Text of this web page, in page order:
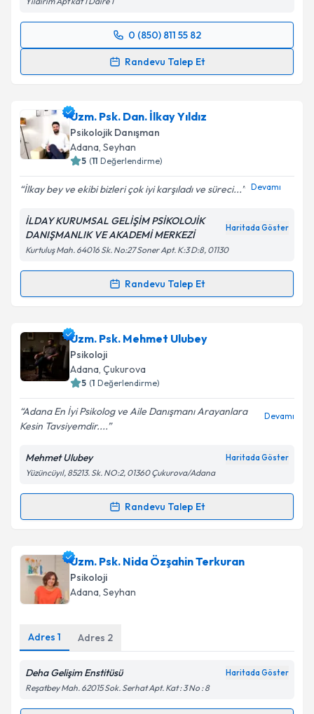
0 (850) 811 55 82
Randevu Talep Et
Randevu Takvimi Talebi
için bir takvim hazırlandığında e-posta ile
bilgilendireceğiz.
E-posta Adresiniz
Kişisel verilerimin işlenmesine ilişkin
Aydınlatma
Metni 'ni okudum ve kişisel verilerimin belirtilen
kapsamda işlenmesini kabul ediyorum.
Takvim Talebini Gönder
Uzm. Psk. Dan. İlkay Yıldız
Psikolojik Danışman
Adana, Seyhan
5 (11 Değerlendirme)
İlkay bey ve ekibi bizleri çok iyi karşıladı ve süreci... Devamı
İLDAY KURUMSAL GELİŞİM PSİKOLOJİK
DANIŞMANLIK VE AKADEMİ MERKEZİ
Haritada Göster
Kurtuluş Mah. 64016 Sk. No:27 Soner Apt. K:3 D:8, 01130
Randevu Talep Et
Randevu Takvimi Talebi
Uzm. Psk. Dan. İlkay Yıldıziçin randevu takvimi
talebi oluşturun. Size bu uzmandan randevu almanız
için bir takvim hazırlandığında e-posta ile
bilgilendireceğiz.
E-posta Adresiniz
Kişisel verilerimin işlenmesine ilişkin
Metni'ni okudum ve kişisel verilerimin belirtilen
kapsamda işlenmesini kabul ediyorum.
Uzm. Psk. Mehmet Ulubey
Psikoloji
Adana, Çukurova
5 (1 Değerlendirme)
Adana En İyi Psikolog ve Aile Danışmanı Arayanlara
Kesin Tavsiyemdir....
Devamı
Mehmet Ulubey Haritada Göster
Yüzüncüyıl, 85213. Sk. NO:2, 01360 Çukurova/Adana
Randevu Talep Et
Randevu Takvimi Talebi
Uzm. Psk. Mehmet Ulubeyiçin randevu takvimi
talebi oluşturun. Size bu uzmandan randevu almanız
için bir takvim hazırlandığında e-posta ile
bilgilendireceğiz.
Uzm. Psk. Nida Özşahin Terkuran
Psikoloji
Adana, Seyhan
Adres 1 Adres 2
Deha Gelişim Enstitüsü Haritada Göster
Reşatbey Mah. 62015 Sok. Serhat Apt. Kat : 3 No : 8